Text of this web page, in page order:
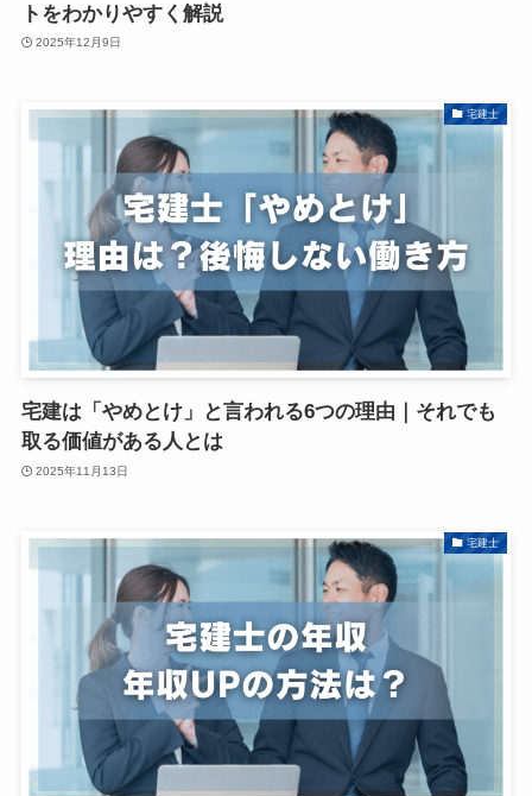
トをわかりやすく解説
2025年12月9日
宅建士
宅建は「やめとけ」と言われる6つの理由｜それでも
取る価値がある人とは
2025年11月13日
宅建士